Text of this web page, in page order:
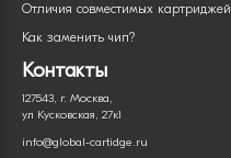
Отличия совместимых картриджей
Как заменить чип?
Контакты
127543, г. Москва,
ул Кусковская, 27к1
info@global-cartidge.ru